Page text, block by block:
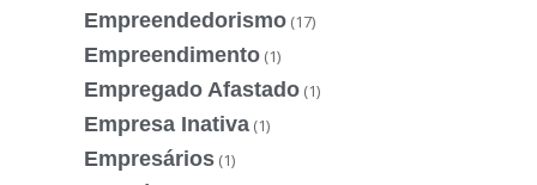
Empreendedorismo (17)
Empreendimento (1)
Empregado Afastado (1)
Empresa Inativa (1)
Empresários (1)